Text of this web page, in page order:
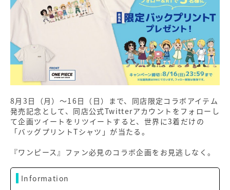
8月3日（月）～16日（日）まで、同店限定コラボアイテム
発売記念として、同店公式Twitterアカウントをフォローし
て企画ツイートをリツイートすると、世界に3着だけの
「バッグプリントTシャツ」が当たる。
『ワンピース』ファン必見のコラボ企画をお見逃しなく。
Information